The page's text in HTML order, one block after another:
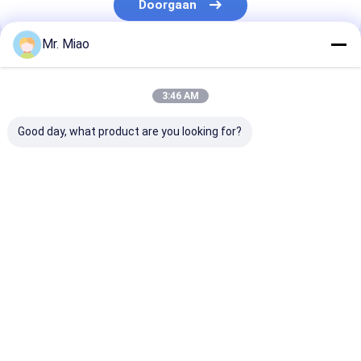
Doorgaan
Onze Categorieën
Mr. Miao
3:46 AM
Good day, what product are you looking for?